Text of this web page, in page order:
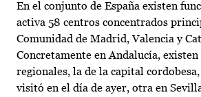
En el conjunto de España existen
activa 58 centros concentrados
Comunidad de Madrid, Valencia y
Concretamente en Andalucía, existen
regionales, la de la capital
visitó en el día de ayer, otra en